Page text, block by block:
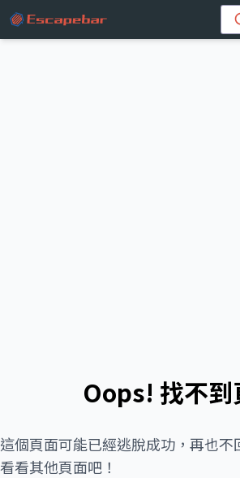
跳至主要內容
Oops! 找不到
這個頁面可能已經逃脫成功，再也不
看看其他頁面吧！